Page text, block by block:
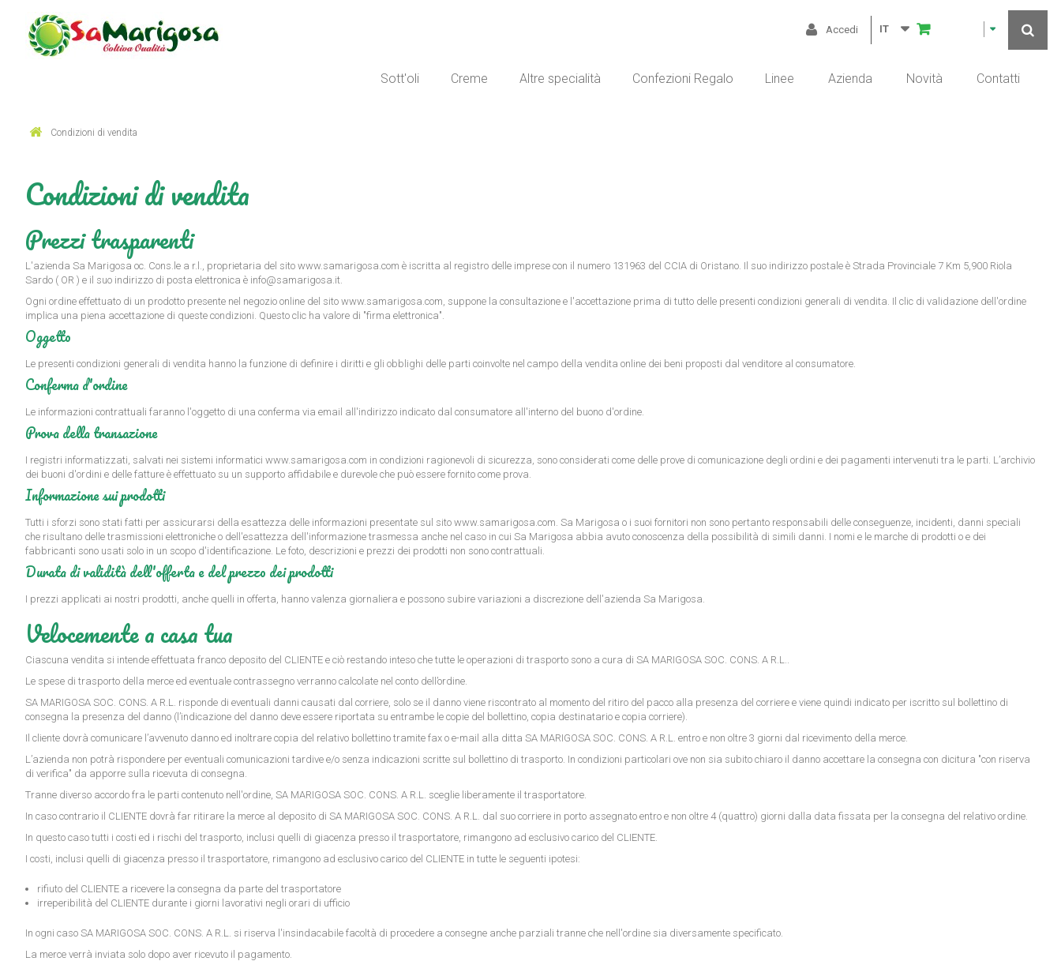
Accedi IT
Sott'oli Creme Altre specialità Confezioni Regalo Linee Azienda Novità Contatti
Condizioni di vendita
Condizioni di vendita
Prezzi trasparenti
L'azienda Sa Marigosa oc. Cons.le a r.l., proprietaria del sito www.samarigosa.com è iscritta al registro delle imprese con il numero 131963 del CCIA di Oristano. Il suo indirizzo postale è Strada Provinciale 7 Km 5,900 Riola
Sardo ( OR ) e il suo indirizzo di posta elettronica è info@samarigosa.it.
Ogni ordine effettuato di un prodotto presente nel negozio online del sito www.samarigosa.com, suppone la consultazione e l'accettazione prima di tutto delle presenti condizioni generali di vendita. Il clic di validazione dell'ordine
implica una piena accettazione di queste condizioni. Questo clic ha valore di "firma elettronica".
Oggetto
Le presenti condizioni generali di vendita hanno la funzione di definire i diritti e gli obblighi delle parti coinvolte nel campo della vendita online dei beni proposti dal venditore al consumatore.
Conferma d'ordine
Le informazioni contrattuali faranno l'oggetto di una conferma via email all'indirizzo indicato dal consumatore all'interno del buono d'ordine.
Prova della transazione
I registri informatizzati, salvati nei sistemi informatici www.samarigosa.com in condizioni ragionevoli di sicurezza, sono considerati come delle prove di comunicazione degli ordini e dei pagamenti intervenuti tra le parti. L’archivio
dei buoni d'ordini e delle fatture è effettuato su un supporto affidabile e durevole che può essere fornito come prova.
Informazione sui prodotti
Tutti i sforzi sono stati fatti per assicurarsi della esattezza delle informazioni presentate sul sito www.samarigosa.com. Sa Marigosa o i suoi fornitori non sono pertanto responsabili delle conseguenze, incidenti, danni speciali
che risultano delle trasmissioni elettroniche o dell'esattezza dell'informazione trasmessa anche nel caso in cui Sa Marigosa abbia avuto conoscenza della possibilità di simili danni. I nomi e le marche di prodotti o e dei
fabbricanti sono usati solo in un scopo d'identificazione. Le foto, descrizioni e prezzi dei prodotti non sono contrattuali.
Durata di validità dell'offerta e del prezzo dei prodotti
I prezzi applicati ai nostri prodotti, anche quelli in offerta, hanno valenza giornaliera e possono subire variazioni a discrezione dell'azienda Sa Marigosa.
Velocemente a casa tua
Ciascuna vendita si intende effettuata franco deposito del CLIENTE e ciò restando inteso che tutte le operazioni di trasporto sono a cura di SA MARIGOSA SOC. CONS. A R.L..
Le spese di trasporto della merce ed eventuale contrassegno verranno calcolate nel conto dell’ordine.
SA MARIGOSA SOC. CONS. A R.L. risponde di eventuali danni causati dal corriere, solo se il danno viene riscontrato al momento del ritiro del pacco alla presenza del corriere e viene quindi indicato per iscritto sul bollettino di
consegna la presenza del danno (l’indicazione del danno deve essere riportata su entrambe le copie del bollettino, copia destinatario e copia corriere).
Il cliente dovrà comunicare l’avvenuto danno ed inoltrare copia del relativo bollettino tramite fax o e-mail alla ditta SA MARIGOSA SOC. CONS. A R.L. entro e non oltre 3 giorni dal ricevimento della merce.
L’azienda non potrà rispondere per eventuali comunicazioni tardive e/o senza indicazioni scritte sul bollettino di trasporto. In condizioni particolari ove non sia subito chiaro il danno accettare la consegna con dicitura "con riserva
di verifica" da apporre sulla ricevuta di consegna.
Tranne diverso accordo fra le parti contenuto nell'ordine, SA MARIGOSA SOC. CONS. A R.L. sceglie liberamente il trasportatore.
In caso contrario il CLIENTE dovrà far ritirare la merce al deposito di SA MARIGOSA SOC. CONS. A R.L. dal suo corriere in porto assegnato entro e non oltre 4 (quattro) giorni dalla data fissata per la consegna del relativo ordine.
In questo caso tutti i costi ed i rischi del trasporto, inclusi quelli di giacenza presso il trasportatore, rimangono ad esclusivo carico del CLIENTE.
I costi, inclusi quelli di giacenza presso il trasportatore, rimangono ad esclusivo carico del CLIENTE in tutte le seguenti ipotesi:
rifiuto del CLIENTE a ricevere la consegna da parte del trasportatore
irreperibilità del CLIENTE durante i giorni lavorativi negli orari di ufficio
In ogni caso SA MARIGOSA SOC. CONS. A R.L. si riserva l'insindacabile facoltà di procedere a consegne anche parziali tranne che nell'ordine sia diversamente specificato.
La merce verrà inviata solo dopo aver ricevuto il pagamento.